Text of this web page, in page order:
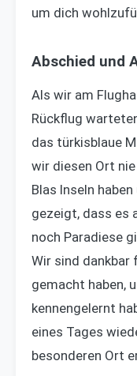
um dich
Abschied und
Als wir am
Rückflug
das türkisblaue
wir diesen Ort
Blas Inseln
gezeigt, dass es
noch Paradiese
Wir sind dankbar
gemacht haben,
kennengelernt
eines Tages
besonderen Ort